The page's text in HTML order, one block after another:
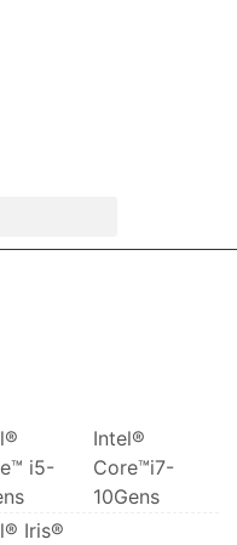
i5-
Intel®
Core™i7-
10Gens
Iris®